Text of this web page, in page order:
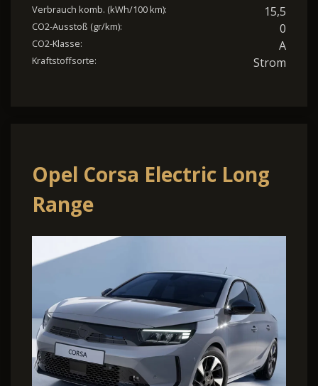
Verbrauch komb. (kWh/100 km): 15,5
CO2-Ausstoß (gr/km): 0
CO2-Klasse: A
Kraftstoffsorte: Strom
Opel Corsa Electric Long
Range